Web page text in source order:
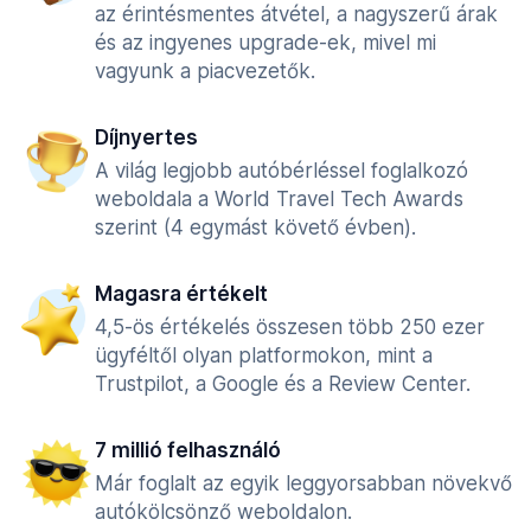
az érintésmentes átvétel, a nagyszerű árak
és az ingyenes upgrade-ek, mivel mi
vagyunk a piacvezetők.
Díjnyertes
A világ legjobb autóbérléssel foglalkozó
weboldala a World Travel Tech Awards
szerint (4 egymást követő évben).
Magasra értékelt
4,5-ös értékelés összesen több 250 ezer
ügyféltől olyan platformokon, mint a
Trustpilot, a Google és a Review Center.
7 millió felhasználó
Már foglalt az egyik leggyorsabban növekvő
autókölcsönző weboldalon.